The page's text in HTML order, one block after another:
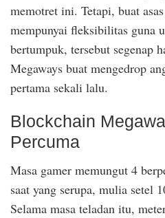
memotret ini. Tetapi, buat
mempunyai fleksibilitas guna
bertumpuk, tersebut segenap
Megaways buat mengedrop
pertama sekali lalu.
Blockchain
Percuma
Masa gamer memungut 4
saat yang serupa, mulia setel
Selama masa teladan itu,